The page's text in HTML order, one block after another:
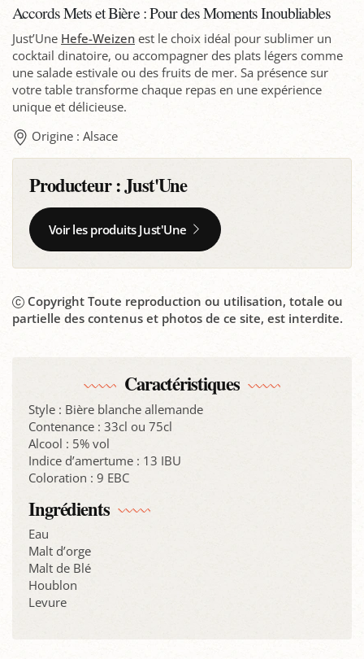
Accords Mets et Bière : Pour des Moments Inoubliables
Just’Une Hefe-Weizen est le choix idéal pour sublimer un
cocktail dinatoire, ou accompagner des plats légers comme
une salade estivale ou des fruits de mer. Sa présence sur
votre table transforme chaque repas en une expérience
unique et délicieuse.
Origine : Alsace
Producteur :Just'Une
Voir les produits Just'Une
Copyright Toute reproduction ou utilisation, totale ou
partielle des contenus et photos de ce site, est interdite.
Caractéristiques
Style : Bière blanche allemande
Contenance : 33cl ou 75cl
Alcool : 5% vol
Indice d’amertume : 13 IBU
Coloration : 9 EBC
Ingrédients
Eau
Malt d’orge
Malt de Blé
Houblon
Levure